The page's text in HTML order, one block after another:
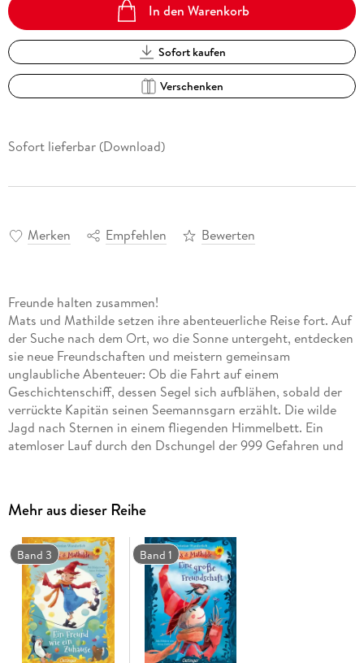
In den Warenkorb
Sofort kaufen
Verschenken
Sofort lieferbar (Download)
Merken Empfehlen Bewerten
Freunde halten zusammen!
Mats und Mathilde setzen ihre abenteuerliche Reise fort. Auf
der Suche nach dem Ort, wo die Sonne untergeht, entdecken
sie neue Freundschaften und meistern gemeinsam
unglaubliche Abenteuer: Ob die Fahrt auf einem
Geschichtenschiff, dessen Segel sich aufblähen, sobald der
verrückte Kapitän seinen Seemannsgarn erzählt. Die wilde
Jagd nach Sternen in einem fliegenden Himmelbett. Ein
atemloser Lauf durch den Dschungel der 999 Gefahren und
Freunde sind immer füreinander da.
Mats und Mathilde 2. Eine abenteuerliche Reise: Mathilde
Vogelscheuch und Mats Piep reisen durch eine Welt voller
Wunder und Geheimnisse
- Gemeinsam Ängste überwinden: Abenteuerliche
Vorlesegeschichte für Kinder ab 5 Jahren über die tiefe
Freundschaft zwischen einer Vogelscheuche und einem
Mehr aus dieser Reihe
Band 3 Band 1